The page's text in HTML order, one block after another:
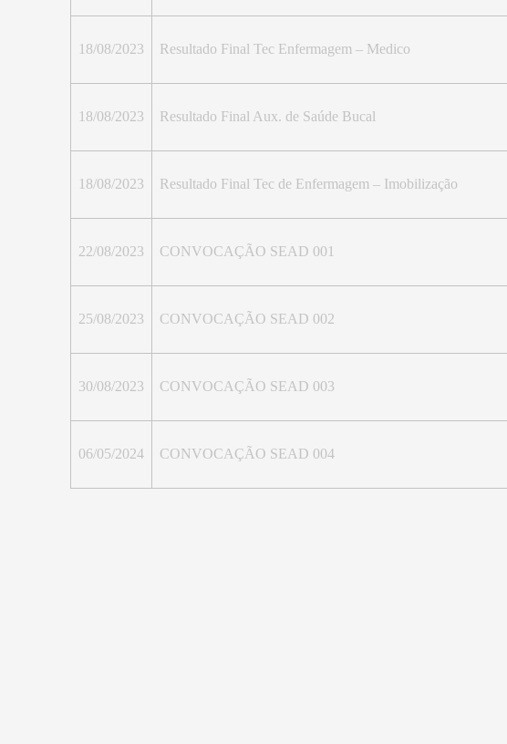
18/08/2023 Resultado Final Tec Enfermagem – Medico
18/08/2023 Resultado Final Aux. de Saúde Bucal
18/08/2023 Resultado Final Tec de Enfermagem – Imobilização
22/08/2023 CONVOCAÇÃO SEAD 001
25/08/2023 CONVOCAÇÃO SEAD 002
30/08/2023 CONVOCAÇÃO SEAD 003
06/05/2024 CONVOCAÇÃO SEAD 004